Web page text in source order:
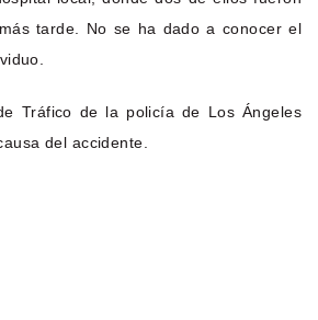
tarde. No se ha dado a conocer el
Tráfico de la policía de Los Ángeles
del accidente.